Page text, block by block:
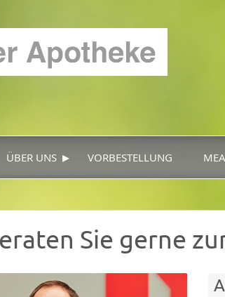
ÜBER UNS ▸ VORBESTELLUNG MEA
Sie gerne